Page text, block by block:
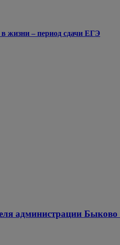
жизни – период сдачи ЕГЭ
администрации